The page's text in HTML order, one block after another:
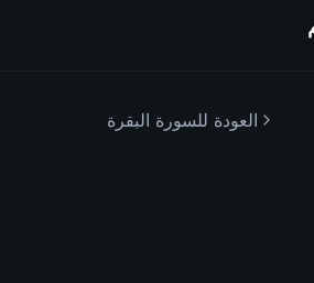
العودة للسورة البقرة